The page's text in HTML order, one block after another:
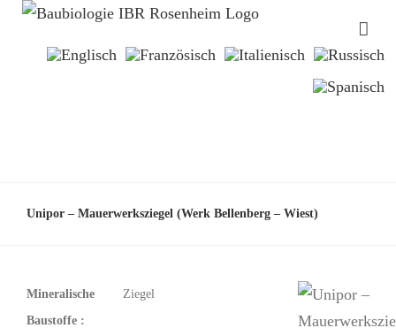
Unipor – Mauerwerksziegel (Werk Bellenberg – Wiest)
Mineralische
Baustoffe :
Ziegel